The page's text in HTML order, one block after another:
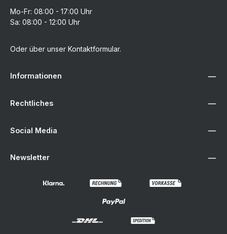
Mo-Fr: 08:00 - 17:00 Uhr
Sa: 08:00 - 12:00 Uhr
Oder über unser Kontaktformular.
Informationen
Rechtliches
Social Media
Newsletter